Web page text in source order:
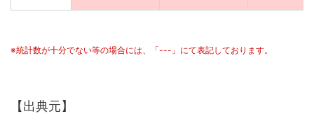
※統計数が十分でない等の場合には、「---」にて表記しております。
【出典元】